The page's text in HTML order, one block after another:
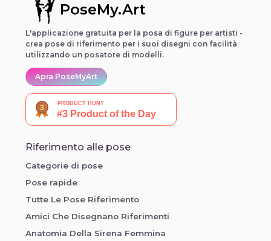
PoseMy.Art
L'applicazione gratuita per la posa di figure per artisti -
crea pose di riferimento per i suoi disegni con facilità
utilizzando un posatore di modelli.
Apra PoseMyArt
Riferimento alle pose
Categorie di pose
Pose rapide
Tutte Le Pose Riferimento
Amici Che Disegnano Riferimenti
Anatomia Della Sirena Femmina